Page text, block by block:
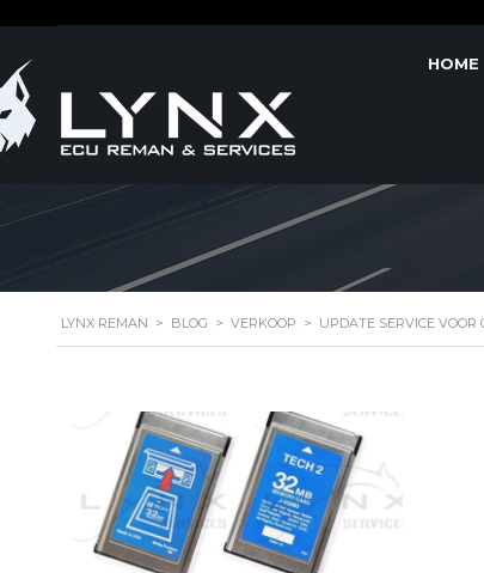
HOME
UPDATE SERVICE
LYNX REMAN > BLOG > VERKOOP > UPDATE SERVICE VOOR